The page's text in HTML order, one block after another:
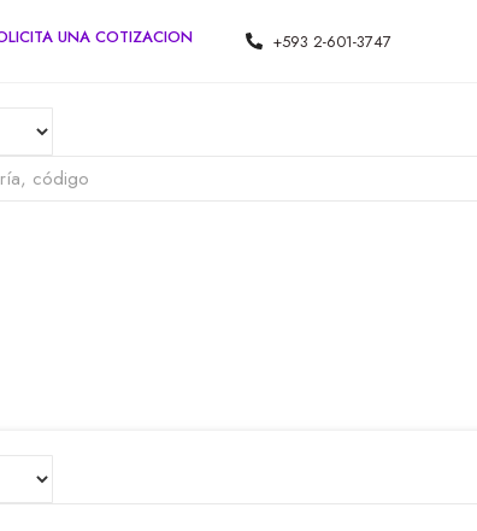
UNA COTIZACION +593 2-601-3747